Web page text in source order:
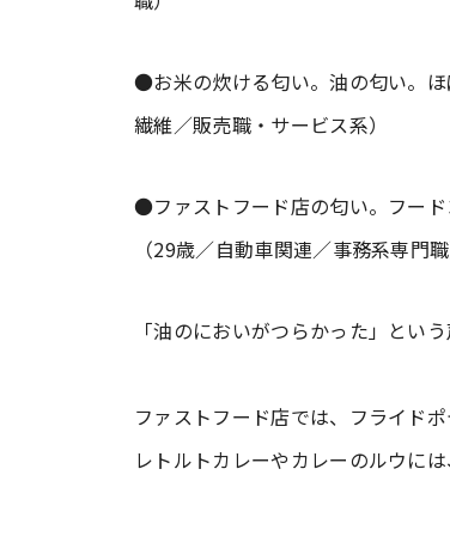
●お米の炊ける匂い。油の匂い。
繊維／販売職・サービス系）
●ファストフード店の匂い。フード
（29歳／自動車関連／事務系専門職
「油のにおいがつらかった」とい
ファストフード店では、フライド
レトルトカレーやカレーのルウに